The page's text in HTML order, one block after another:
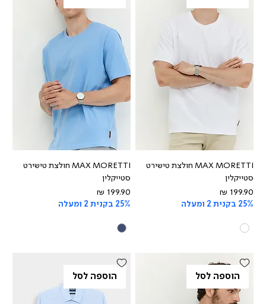
MAX MORETTI חולצת טישירט
סטייקלין
מחיר
25% בקנית 2 ומעלה
MAX MORETTI חולצת טישירט
סטייקלין
מחיר
25% בקנית 2 ומעלה
הוספה לסל הוספה לסל